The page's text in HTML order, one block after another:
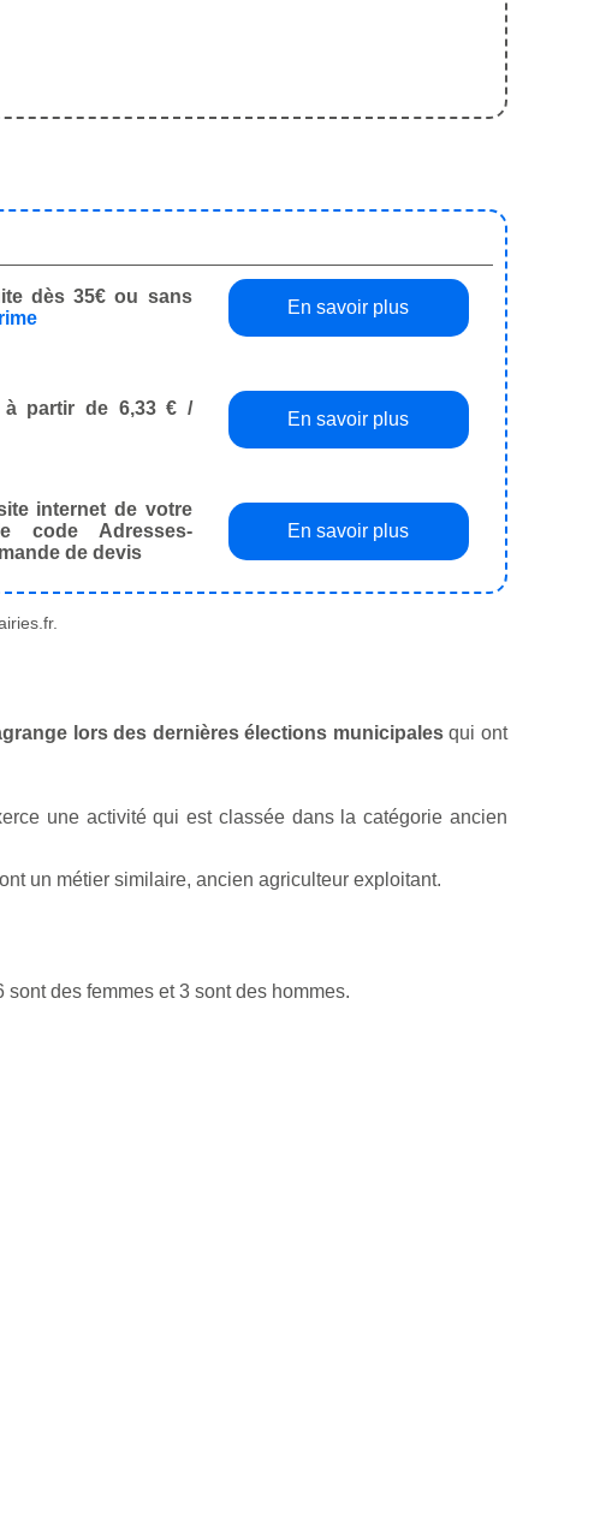
dès 35€ ou sans
En savoir plus
à partir de 6,33 € /
En savoir plus
internet de votre
code Adresses-
de devis
En savoir plus
lors des dernières élections municipalesqui ont
une activité qui est classée dans la catégorie ancien
un métier similaire, ancien agriculteur exploitant.
sont des femmes et 3 sont des hommes.